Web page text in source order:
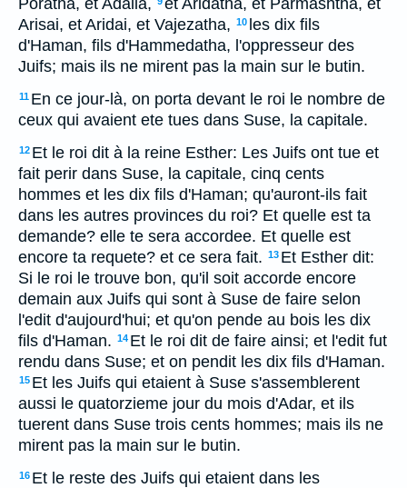
Poratha, et Adalia,
et Aridatha, et Parmashtha, et
Arisai, et Aridai, et Vajezatha, 10 les dix fils
d'Haman, fils d'Hammedatha, l'oppresseur des
Juifs; mais ils ne mirent pas la main sur le butin.
11 En ce jour-là, on porta devant le roi le nombre de
ceux qui avaient ete tues dans Suse, la capitale.
12 Et le roi dit à la reine Esther: Les Juifs ont tue et
fait perir dans Suse, la capitale, cinq cents
hommes et les dix fils d'Haman; qu'auront-ils fait
dans les autres provinces du roi? Et quelle est ta
demande? elle te sera accordee. Et quelle est
encore ta requete? et ce sera fait. 13 Et Esther dit:
Si le roi le trouve bon, qu'il soit accorde encore
demain aux Juifs qui sont à Suse de faire selon
l'edit d'aujourd'hui; et qu'on pende au bois les dix
fils d'Haman. 14 Et le roi dit de faire ainsi; et l'edit fut
rendu dans Suse; et on pendit les dix fils d'Haman.
15 Et les Juifs qui etaient à Suse s'assemblerent
aussi le quatorzieme jour du mois d'Adar, et ils
tuerent dans Suse trois cents hommes; mais ils ne
mirent pas la main sur le butin.
16 Et le reste des Juifs qui etaient dans les